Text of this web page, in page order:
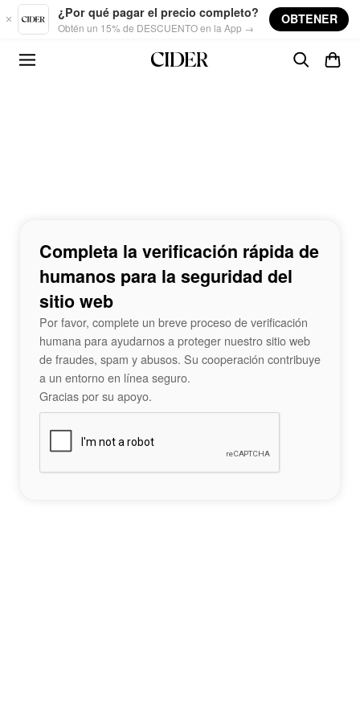
Skip to main content
¿Por qué pagar el precio completo?
Obtén un 15% de DESCUENTO en la App →
OBTENER
Completa la verificación rápida de
humanos para la seguridad del
sitio web
Por favor, complete un breve proceso de verificación
humana para ayudarnos a proteger nuestro sitio web
de fraudes, spam y abusos. Su cooperación contribuye
a un entorno en línea seguro.
Gracias por su apoyo.